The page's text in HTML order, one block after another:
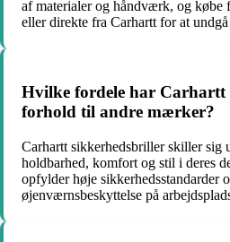
af materialer og håndværk, og købe
eller direkte fra Carhartt for at
Hvilke fordele har Carhartt
forhold til andre mærker?
Carhartt sikkerhedsbriller skiller sig
holdbarhed, komfort og stil i deres
opfylder høje sikkerhedsstandarder
øjenværnsbeskyttelse på